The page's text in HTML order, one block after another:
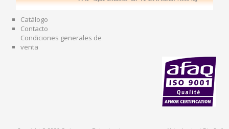
Catálogo
Contacto
Condiciones generales de
venta